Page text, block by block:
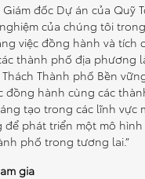
Giám đốc Dự án của Quỹ
của chúng tôi
việc đồng hành và tích
thành phố địa phương
Thành phố Bền
đồng hành cùng các
tạo trong các lĩnh vực
để phát triển một mô
phố trong tương lai.”
gia